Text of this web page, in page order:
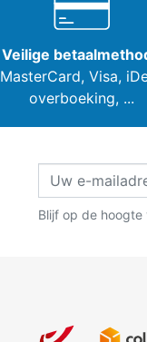
Veilige
MasterCard, Visa,
overboeking, ...
Blijf op de hoogte